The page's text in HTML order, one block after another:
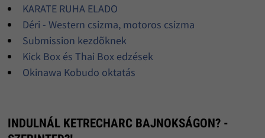
KARATE RUHA ELADO
Déri - Western csizma, motoros csizma
Submission kezdõknek
Kick Box és Thai Box edzések
Okinawa Kobudo oktatás
INDULNÁL KETRECHARC BAJNOKSÁGON? -